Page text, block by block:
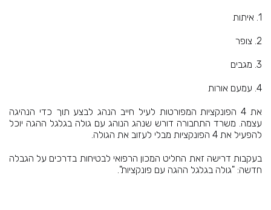
1. איתות
2. צופר
3. מגבים
4. עמעם אורות
את 4 הפונקציות המפורטות לעיל חייב הנהג לבצע תוך כדי הנהיגה
עצמה. משרד התחבורה דורש שנהג הנוהג עם גולה בגלגל ההגה יוכל
להפעיל את 4 הפונקציות מבלי לעזוב את הגולה.
בעקבות דרישה זאת החליט המכון הרפואי לבטיחות בדרכים על הגבלה
חדשה: "גולה בגלגל ההגה עם פונקציות".